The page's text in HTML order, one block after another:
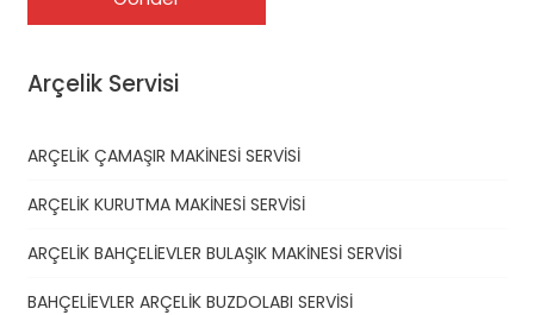
Arçelik Servisi
ARÇELİK ÇAMAŞIR MAKİNESİ SERVİSİ
ARÇELİK KURUTMA MAKİNESİ SERVİSİ
ARÇELİK BAHÇELİEVLER BULAŞIK MAKİNESİ SERVİSİ
BAHÇELİEVLER ARÇELİK BUZDOLABI SERVİSİ